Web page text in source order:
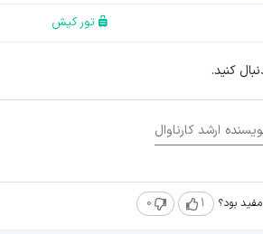
تور کیش
کنید.
ارشد کارناوال
بود؟ 1
0